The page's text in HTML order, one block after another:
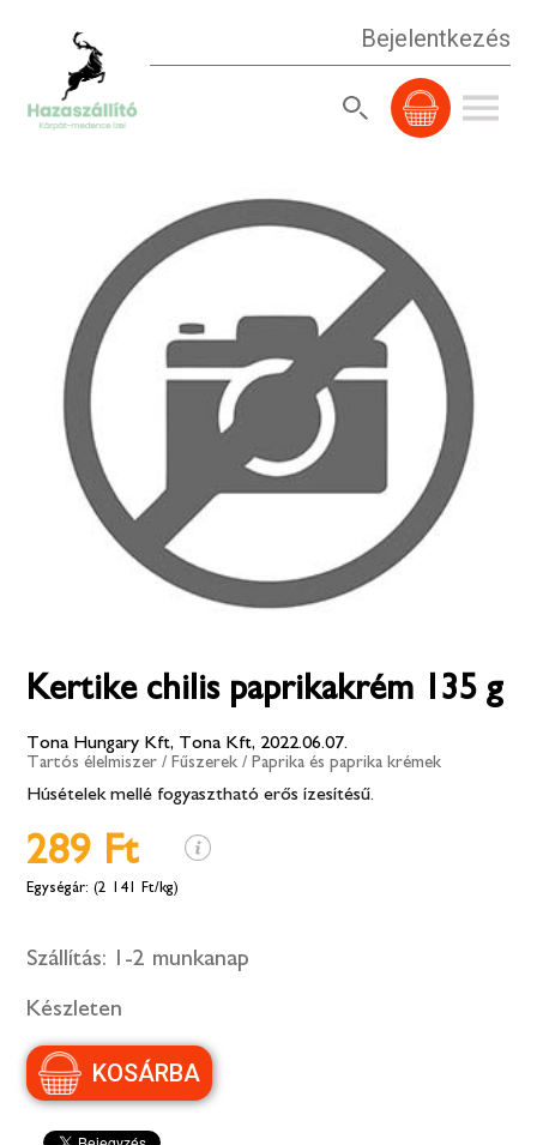
Bejelentkezés
Kertike chilis paprikakrém 135 g
Tona Hungary Kft, Tona Kft, 2022.06.07.
Tartós élelmiszer / Fűszerek / Paprika és paprika krémek
Húsételek mellé fogyasztható erős ízesítésű.
289 Ft
(2 141 Ft/kg)
Szállítás: 1-2 munkanap
Készleten